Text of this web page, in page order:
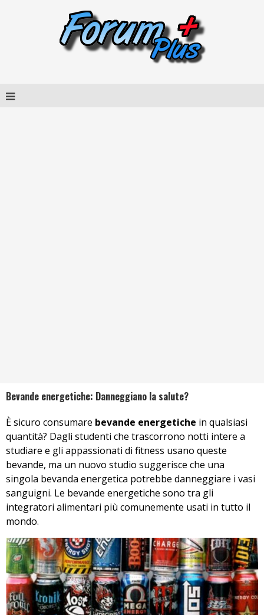
Bevande energetiche: Danneggiano la salute?
È sicuro consumare bevande energetiche in qualsiasi
quantità? Dagli studenti che trascorrono notti intere a
studiare e gli appassionati di fitness usano queste
bevande, ma un nuovo studio suggerisce che una
singola bevanda energetica potrebbe danneggiare i vasi
sanguigni. Le bevande energetiche sono tra gli
integratori alimentari più comunemente usati in tutto il
mondo.